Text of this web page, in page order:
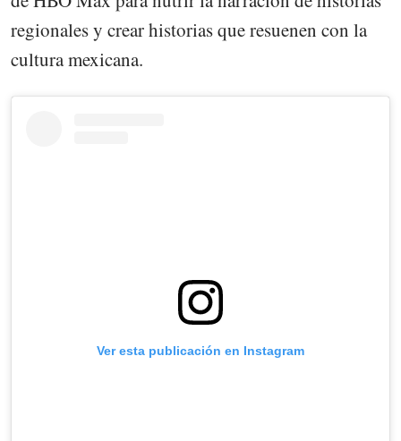
regionales y crear historias que resuenen con la
cultura mexicana.
Ver esta publicación en Instagram